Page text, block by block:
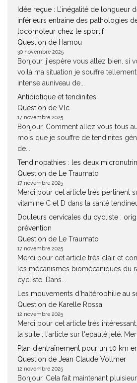
Idée reçue : L’inégalité de longueur
inférieurs entraine des pathologies de
locomoteur chez le sportif
Question de Hamou
30 novembre 2025
Bonjour, j'espère vous allez bien. si
voilà ma situation je souffre
intense auniveau de...
Antibiotique et tendinites
Question de Vlc
17 novembre 2025
Bonjour, Comment allez vous tous
mois que je souffre de tendinites
de...
Tendinopathies : les deux
Question de Le Traumato
17 novembre 2025
Merci pour cet article très pertinent
vitamine C et D dans la santé
Douleurs cervicales du cycliste :
prévention
Question de Le Traumato
17 novembre 2025
Merci pour cet article très clair et
les mécanismes biomécaniques du
cycliste. Dans...
Les mouvements d’haltérophilie au
Question de Karelle Rossa
12 novembre 2025
Merci pour cet article très
la suite : l'article sur l'epaulé jeté.
Plan d’entraînement pour un 10 km
Question de Jean Claude Vollmer
12 novembre 2025
Bonjour, Cela fait maintenant